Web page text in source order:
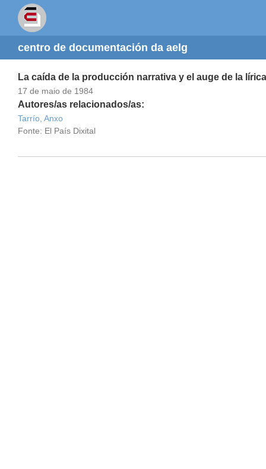
centro de documentación da aelg
La caída de la producción narrativa y el auge de la
17 de maio de 1984
Autores/as relacionados/as:
Tarrío, Anxo
Fonte: El País Dixital